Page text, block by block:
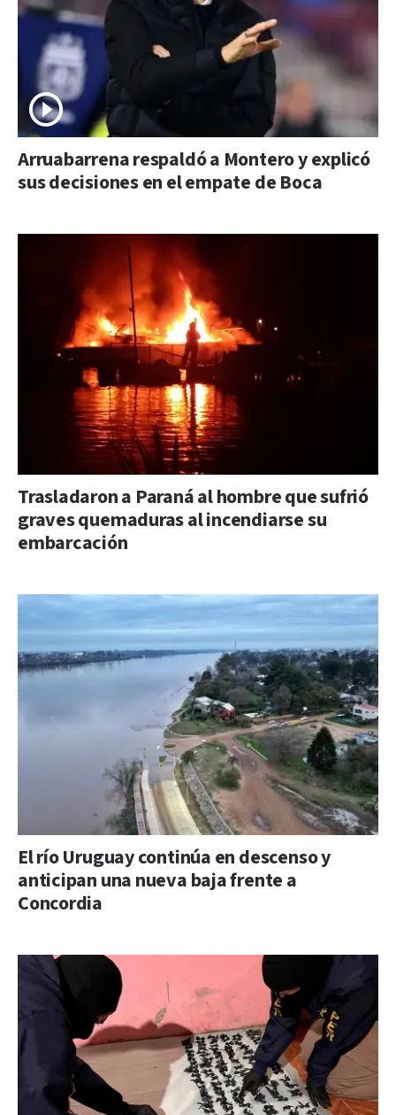
Arruabarrena respaldó a Montero y explicó
sus decisiones en el empate de Boca
Trasladaron a Paraná al hombre que sufrió
graves quemaduras al incendiarse su
embarcación
El río Uruguay continúa en descenso y
anticipan una nueva baja frente a
Concordia